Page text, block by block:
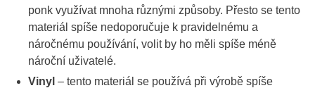
ponk využívat mnoha různými způsoby. Přesto se tento
materiál spíše nedoporučuje k pravidelnému a
náročnému používání, volit by ho měli spíše méně
nároční uživatelé.
Vinyl – tento materiál se používá při výrobě spíše